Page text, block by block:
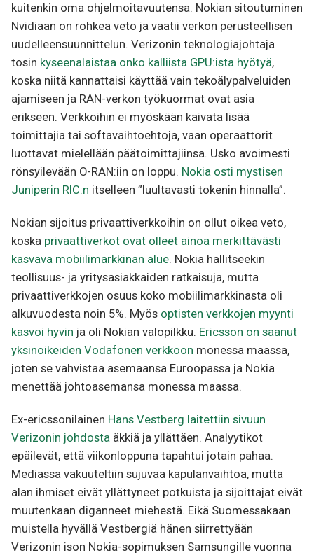
kuitenkin oma ohjelmoitavuutensa. Nokian sitoutuminen
Nvidiaan on rohkea veto ja vaatii verkon perusteellisen
uudelleensuunnittelun. Verizonin teknologiajohtaja
tosin kyseenalaistaa onko kalliista GPU:ista hyötyä,
koska niitä kannattaisi käyttää vain tekoälypalveluiden
ajamiseen ja RAN-verkon työkuormat ovat asia
erikseen. Verkkoihin ei myöskään kaivata lisää
toimittajia tai softavaihtoehtoja, vaan operaattorit
luottavat mielellään päätoimittajiinsa. Usko avoimesti
rönsyilevään O-RAN:iin on loppu. Nokia osti mystisen
Juniperin RIC:n itselleen ”luultavasti tokenin hinnalla”.
Nokian sijoitus privaattiverkkoihin on ollut oikea veto,
koska privaattiverkot ovat olleet ainoa merkittävästi
kasvava mobiilimarkkinan alue. Nokia hallitseekin
teollisuus- ja yritysasiakkaiden ratkaisuja, mutta
privaattiverkkojen osuus koko mobiilimarkkinasta oli
alkuvuodesta noin 5%. Myös optisten verkkojen myynti
kasvoi hyvin ja oli Nokian valopilkku. Ericsson on saanut
yksinoikeiden Vodafonen verkkoon monessa maassa,
joten se vahvistaa asemaansa Euroopassa ja Nokia
menettää johtoasemansa monessa maassa.
Ex-ericssonilainen Hans Vestberg laitettiin sivuun
Verizonin johdosta äkkiä ja yllättäen. Analyytikot
epäilevät, että viikonloppuna tapahtui jotain pahaa.
Mediassa vakuuteltiin sujuvaa kapulanvaihtoa, mutta
alan ihmiset eivät yllättyneet potkuista ja sijoittajat eivät
muutenkaan diganneet miehestä. Eikä Suomessakaan
muistella hyvällä Vestbergiä hänen siirrettyään
Verizonin ison Nokia-sopimuksen Samsungille vuonna